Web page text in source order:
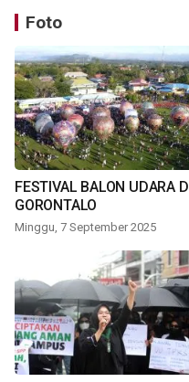
Foto
FESTIVAL BALON UDARA DI
GORONTALO
Minggu, 7 September 2025